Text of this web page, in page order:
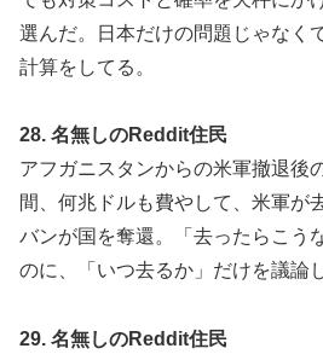
選んだ。日本だけの問題じゃなく
計算をしてる。
28. 名無しのReddit住民
アフガニスタンからの米軍撤退後
間、何兆ドルも費やして、米軍が
バンが国を奪還。「去ったらこう
のに、「いつ去るか」だけを議論
29. 名無しのReddit住民